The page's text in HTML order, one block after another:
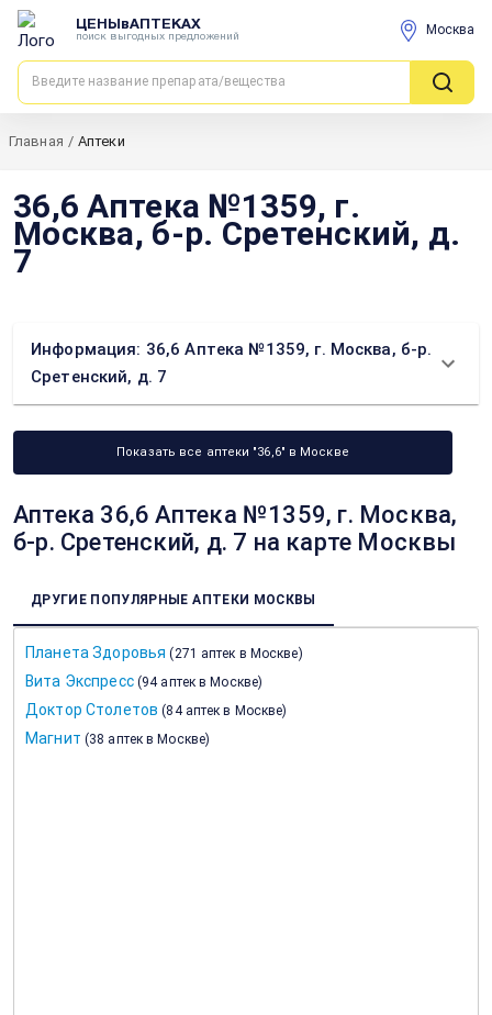
ЦЕНЫвАПТЕКАХ
поиск выгодных предложений Москва
Главная / Аптеки
36,6 Аптека №1359, г.
Москва, б-р. Сретенский, д.
7
Информация: 36,6 Аптека №1359, г. Москва, б-р.
Сретенский, д. 7
Показать все аптеки "36,6" в Москве
Аптека 36,6 Аптека №1359, г. Москва,
б-р. Сретенский, д. 7 на карте Москвы
ДРУГИЕ ПОПУЛЯРНЫЕ АПТЕКИ МОСКВЫ
Планета Здоровья (271 аптек в Москве)
Вита Экспресс (94 аптек в Москве)
Доктор Столетов (84 аптек в Москве)
Магнит (38 аптек в Москве)